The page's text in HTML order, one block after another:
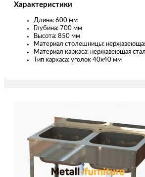
Характеристики
Длина: 600 мм
Глубина: 700 мм
Высота: 850 мм
Материал столешницы:
Материал каркаса: нержавеющая
Тип каркаса: уголок 40х40 мм